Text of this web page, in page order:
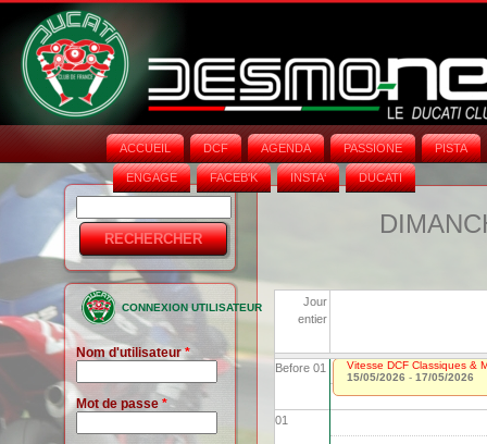
ACCUEIL DCF AGENDA PASSIONE PISTA
ENGAGE FACEB'K INSTA‘ DUCATI
Formulaire
de
recherche
CONNEXION UTILISATEUR
Nom d'utilisateur*
Mot de passe *
Jour
entier
Before 01
01
Vitesse DCF Classiques &
15/05/2026 - 17/05/2026